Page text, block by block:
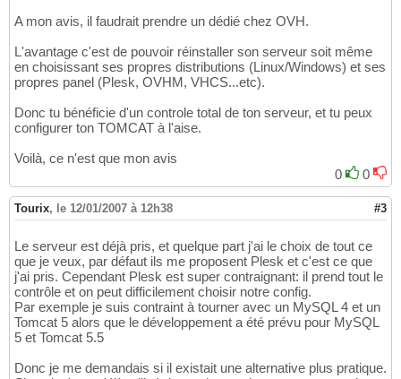
A mon avis, il faudrait prendre un dédié chez OVH.
L'avantage c'est de pouvoir réinstaller son serveur soit même
en choisissant ses propres distributions (Linux/Windows) et ses
propres panel (Plesk, OVHM, VHCS...etc).
Donc tu bénéficie d'un controle total de ton serveur, et tu peux
configurer ton TOMCAT à l'aise.
Voilà, ce n'est que mon avis
0
0
Tourix, le 12/01/2007 à 12h38 #3
Le serveur est déjà pris, et quelque part j'ai le choix de tout ce
que je veux, par défaut ils me proposent Plesk et c'est ce que
j'ai pris. Cependant Plesk est super contraignant: il prend tout le
contrôle et on peut difficilement choisir notre config.
Par exemple je suis contraint à tourner avec un MySQL 4 et un
Tomcat 5 alors que le développement a été prévu pour MySQL
5 et Tomcat 5.5
Donc je me demandais si il existait une alternative plus pratique.